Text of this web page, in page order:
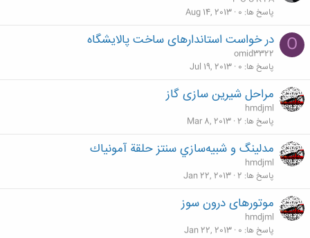
پاسخ ها 0
Aug 14, 2013
O در خواست استاندارهای ساخت پالایشگاه
omid3322
پاسخ ها 0
Jul 19, 2013
مراحل شیرین سازی گاز
hmdjml
پاسخ ها 2
Mar 8, 2013
مدلينگ و شبيه‌سازي سنتز حلقة آمونياك
hmdjml
پاسخ ها 2
Jan 22, 2013
موتورهای درون سوز
hmdjml
پاسخ ها 0
Jan 22, 2013